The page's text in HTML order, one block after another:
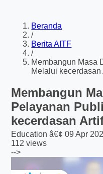
Beranda
/
Berita AITF
/
Membangun Masa
Melalui
Membangun
Pelayanan
kecerdasan
Education â€¢ 09 Apr
112 views
-->